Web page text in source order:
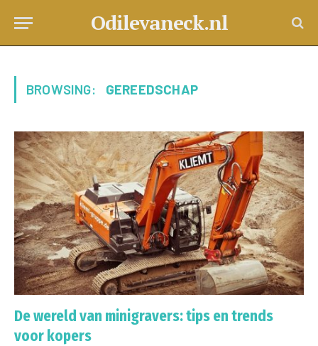
Odilevaneck.nl
BROWSING: GEREEDSCHAP
De wereld van minigravers: tips en trends
voor kopers